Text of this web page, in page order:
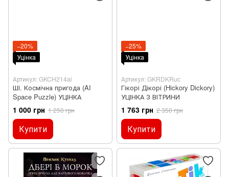
−20%
Уцінка
Артикул: GKCH214ai
ШІ. Космічна пригода (AI
Space Puzzle) УЦІНКА
1 000 грн 1 250 грн
Купити
−25%
Уцінка
Артикул: GKRDKRuc
Гікорі Дікорі (Hickory Dickory)
УЦІНКА З ВІТРИНИ
1 763 грн 2 350 грн
Купити